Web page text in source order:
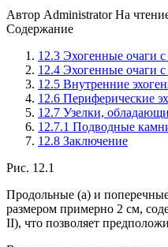
Автор Administrator На
Содержание
12.3 Эхогенные очаги
12.4 Эхогенные очаги
12.5 Внутренние
12.6 Периферические
12.7 Узелки,
12.7.1 Подводные
12.8 Заключение
Рис. 12.1
Продольные (a) и
размером примерно 2 см,
II), что позволяет